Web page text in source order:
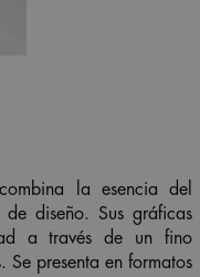
la esencia del
diseño. Sus gráficas
a través de un fino
Se presenta en formatos